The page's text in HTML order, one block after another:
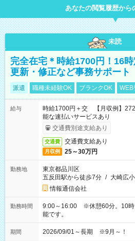
あなたの閲覧履歴から
未読
完全在宅＊時給1700円！16
更新・修正など事務サポート
派遣 職種未経験OK ブランクOK WEB
給与
時給1700円＋交 【月収例】
能な速払いサービスあり
交通費別途支給あり
交通費 交通費支給あり
月収例 25～30万円
勤務地
東京都品川区
五反田駅から徒歩7分 / 大崎広
情報通信会社
勤務時間
9:00～16:00 ※休憩60分。10時
能です。
期間 2026/09/01～長期 ※9月～！